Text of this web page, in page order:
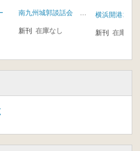
南九州城郭談話会 北部九州中近世城郭研究会
新刊 在庫なし 新刊 在庫なし